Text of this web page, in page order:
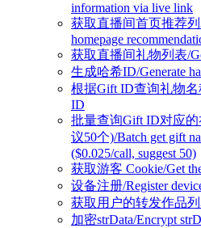
information via live link
获取直播间首页推荐列
homepage
获取直播间礼物列表/
生成哈希ID/Generate
根据Gift ID查询礼物名
ID
批量查询Gift ID对应的
议50个)/Batch get gift
($0.025/call, suggest 50)
获取游客 Cookie/Get
设备注册/Register
获取用户的转发作品列
加密strData/Encrypt